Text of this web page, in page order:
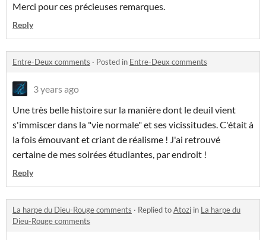
Merci pour ces précieuses remarques.
Reply
Entre-Deux comments · Posted in Entre-Deux comments
3 years ago
Une très belle histoire sur la manière dont le deuil vient
s'immiscer dans la "vie normale" et ses vicissitudes. C'était à
la fois émouvant et criant de réalisme ! J'ai retrouvé
certaine de mes soirées étudiantes, par endroit !
Reply
La harpe du Dieu-Rouge comments · Replied toAtozi in La harpe du
Dieu-Rouge comments